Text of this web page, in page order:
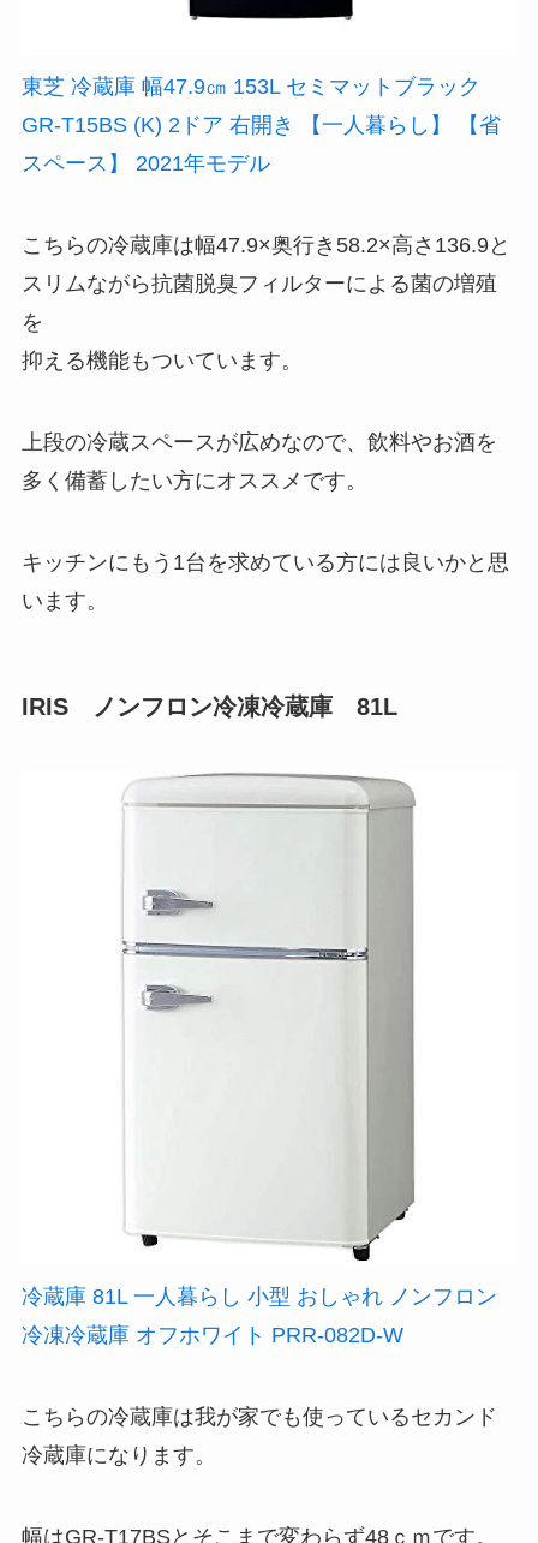
東芝 冷蔵庫 幅47.9㎝ 153L セミマットブラック
GR-T15BS (K) 2ドア 右開き 【一人暮らし】 【省
スペース】 2021年モデル
こちらの冷蔵庫は幅47.9×奥行き58.2×高さ136.9と
スリムながら抗菌脱臭フィルターによる菌の増殖
を
抑える機能もついています。
上段の冷蔵スペースが広めなので、飲料やお酒を
多く備蓄したい方にオススメです。
キッチンにもう1台を求めている方には良いかと思
います。
IRIS ノンフロン冷凍冷蔵庫 81L
冷蔵庫 81L 一人暮らし 小型 おしゃれ ノンフロン
冷凍冷蔵庫 オフホワイト PRR-082D-W
こちらの冷蔵庫は我が家でも使っているセカンド
冷蔵庫になります。
幅はGR-T17BSとそこまで変わらず48ｃｍです。